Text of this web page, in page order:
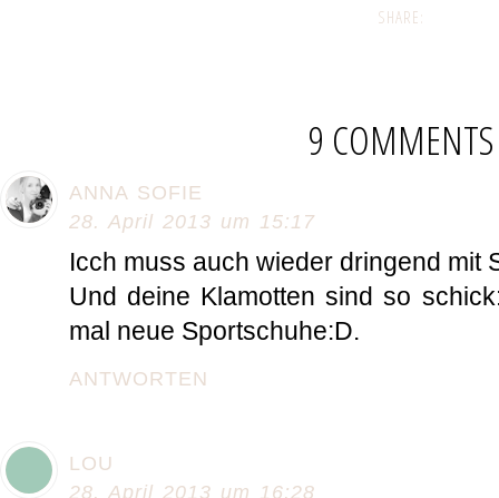
SHARE:
9 COMMENTS
ANNA SOFIE
28. April 2013 um 15:17
Icch muss auch wieder dringend mit
Und deine Klamotten sind so
mal neue Sportschuhe:D.
ANTWORTEN
LOU
28. April 2013 um 16:28